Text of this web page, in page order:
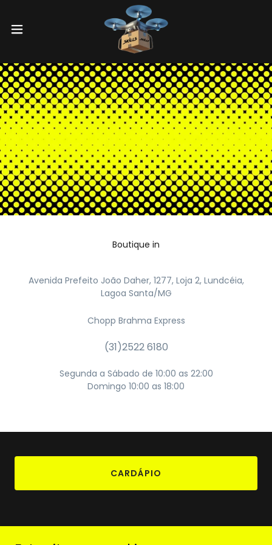
Boutique in
Avenida Prefeito João Daher, 1277, Loja 2, Lundcéia,
Lagoa Santa/MG
Chopp Brahma Express
(31)2522 6180
Segunda a Sábado de 10:00 as 22:00
Domingo 10:00 as 18:00
CARDÁPIO